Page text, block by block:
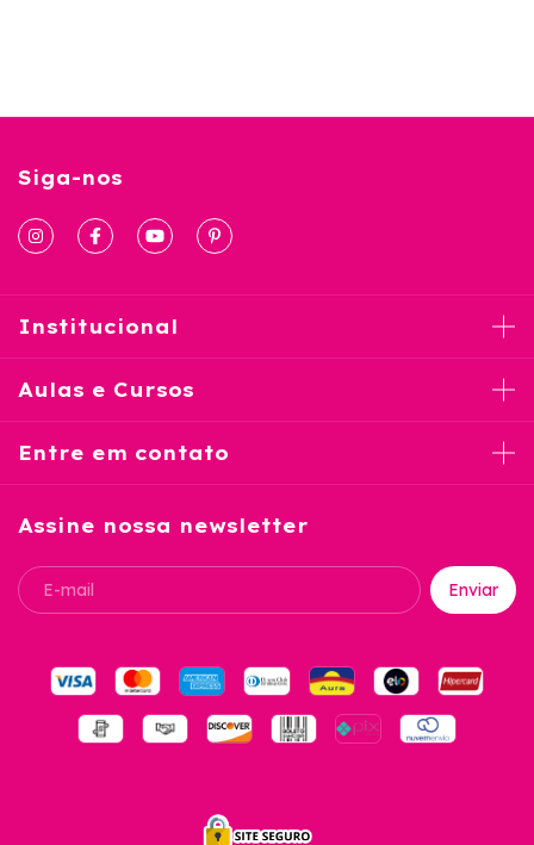
Siga-nos
Institucional
Aulas e Cursos
Entre em contato
Assine nossa newsletter